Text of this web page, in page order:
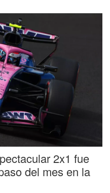
2x1 fue
del mes en la